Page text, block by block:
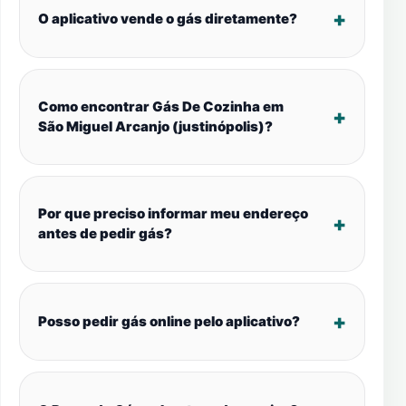
O aplicativo vende o gás diretamente?
Como encontrar Gás De Cozinha em
São Miguel Arcanjo (justinópolis)?
Por que preciso informar meu endereço
antes de pedir gás?
Posso pedir gás online pelo aplicativo?